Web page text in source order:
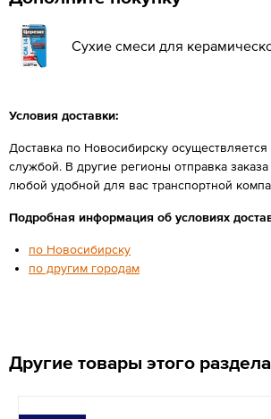
Сухие смеси для
Условия доставки:
Доставка по Новосибирску
службой. В другие регионы отправка
любой удобной для вас транспортной
Подробная информация об условиях
по Новосибирску
по другим городам
Другие товары этого раздела